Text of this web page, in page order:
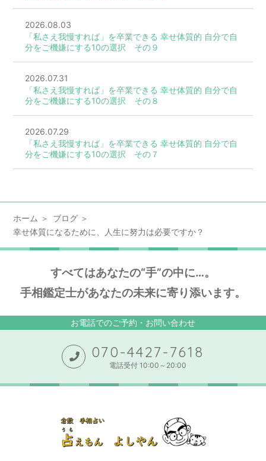
2026.08.03
「私さえ我慢すれば」を卒業できる 幸せ体質的 自分で自
分をご機嫌にする10の選択 その９
2026.07.31
「私さえ我慢すれば」を卒業できる 幸せ体質的 自分で自
分をご機嫌にする10の選択 その８
2026.07.29
「私さえ我慢すれば」を卒業できる 幸せ体質的 自分で自
分をご機嫌にする10の選択 その７
ホーム
ブログ
幸せ体質になるために、人生に努力は必要ですか？
すべてはあなたの“手”の中に…。
手相鑑定士があなたの未来に寄り添います。
お電話でのご予約・お問い合わせ
070-4427-7618
電話受付 10:00～20:00